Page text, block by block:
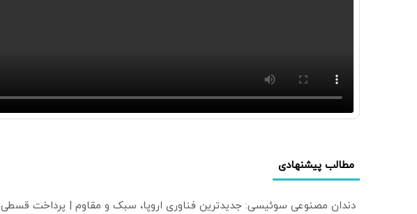
مطالب پیشنهادی
دندان مصنوعی سوئیسی: جدیدترین فناوری اروپا، سبک و مقاوم | پرداخت قسطی